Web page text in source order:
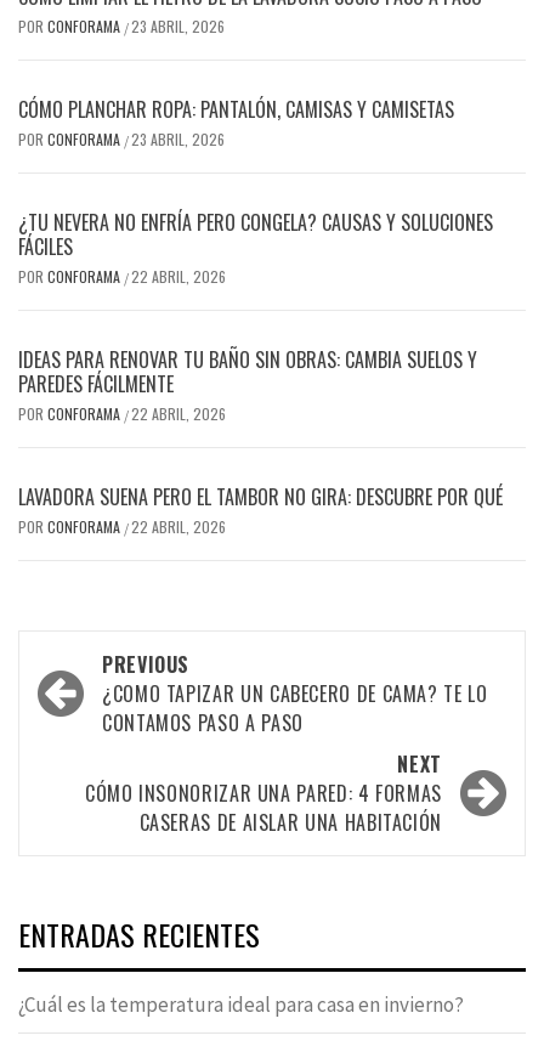
POR CONFORAMA /23 ABRIL, 2026
CÓMO PLANCHAR ROPA: PANTALÓN, CAMISAS Y CAMISETAS
POR CONFORAMA /23 ABRIL, 2026
¿TU NEVERA NO ENFRÍA PERO CONGELA? CAUSAS Y SOLUCIONES
FÁCILES
POR CONFORAMA /22 ABRIL, 2026
IDEAS PARA RENOVAR TU BAÑO SIN OBRAS: CAMBIA SUELOS Y
PAREDES FÁCILMENTE
POR CONFORAMA /22 ABRIL, 2026
LAVADORA SUENA PERO EL TAMBOR NO GIRA: DESCUBRE POR QUÉ
POR CONFORAMA /22 ABRIL, 2026
Post
navigation
PREVIOUS
¿COMO TAPIZAR UN CABECERO DE CAMA? TE LO
CONTAMOS PASO A PASO
NEXT
CÓMO INSONORIZAR UNA PARED: 4 FORMAS
CASERAS DE AISLAR UNA HABITACIÓN
ENTRADAS RECIENTES
¿Cuál es la temperatura ideal para casa en invierno?